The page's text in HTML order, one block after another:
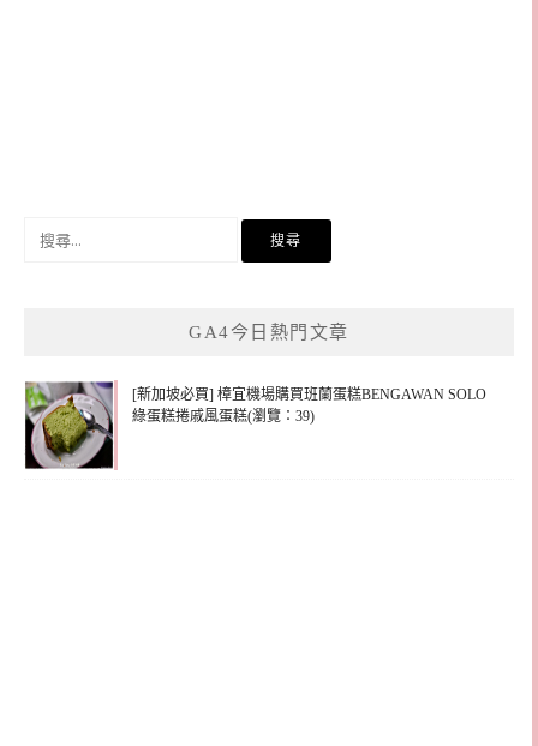
GA4今日熱門文章
[新加坡必買] 樟宜機場購買班蘭蛋糕BENGAWAN SOLO
綠蛋糕捲戚風蛋糕(瀏覽：39)